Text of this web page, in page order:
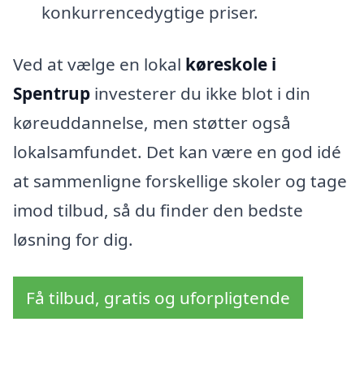
konkurrencedygtige priser.
Ved at vælge en lokal køreskole i
Spentrup investerer du ikke blot i din
køreuddannelse, men støtter også
lokalsamfundet. Det kan være en god idé
at sammenligne forskellige skoler og tage
imod tilbud, så du finder den bedste
løsning for dig.
Få tilbud, gratis og uforpligtende